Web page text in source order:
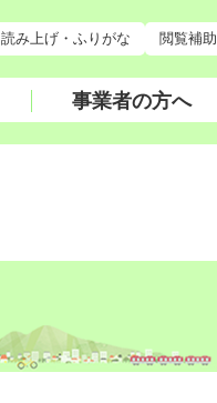
読み上げ・ふりがな 閲覧補助
事業者の方へ